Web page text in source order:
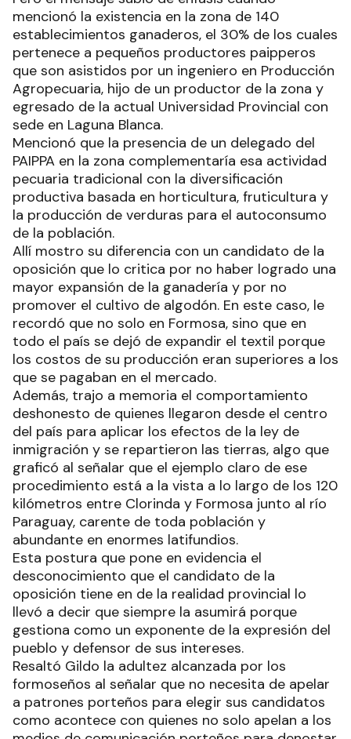
mencionó la existencia en la zona de 140
establecimientos ganaderos, el 30% de los cuales
pertenece a pequeños productores paipperos
que son asistidos por un ingeniero en Producción
Agropecuaria, hijo de un productor de la zona y
egresado de la actual Universidad Provincial con
sede en Laguna Blanca.
Mencionó que la presencia de un delegado del
PAIPPA en la zona complementaría esa actividad
pecuaria tradicional con la diversificación
productiva basada en horticultura, fruticultura y
la producción de verduras para el autoconsumo
de la población.
Allí mostro su diferencia con un candidato de la
oposición que lo critica por no haber logrado una
mayor expansión de la ganadería y por no
promover el cultivo de algodón. En este caso, le
recordó que no solo en Formosa, sino que en
todo el país se dejó de expandir el textil porque
los costos de su producción eran superiores a los
que se pagaban en el mercado.
Además, trajo a memoria el comportamiento
deshonesto de quienes llegaron desde el centro
del país para aplicar los efectos de la ley de
inmigración y se repartieron las tierras, algo que
graficó al señalar que el ejemplo claro de ese
procedimiento está a la vista a lo largo de los 120
kilómetros entre Clorinda y Formosa junto al río
Paraguay, carente de toda población y
abundante en enormes latifundios.
Esta postura que pone en evidencia el
desconocimiento que el candidato de la
oposición tiene en de la realidad provincial lo
llevó a decir que siempre la asumirá porque
gestiona como un exponente de la expresión del
pueblo y defensor de sus intereses.
Resaltó Gildo la adultez alcanzada por los
formoseños al señalar que no necesita de apelar
a patrones porteños para elegir sus candidatos
como acontece con quienes no solo apelan a los